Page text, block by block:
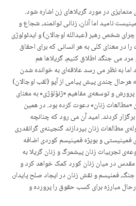
متمایزی در مورد گریلاهای زن اشارە شود.
نامید اما آنان، زنانی توانمند، شجاع و
شخص رهبر (عبدالله اوجالان) و ایدئولوژی
در معنای کلی بە هر انسانی کە برای احقاق
می جنگد اطلاق کنیم، گریلاها هم
به نظر می رسد علاقەای بە خواندە شدن
هرحال چندی پیش پیامی از آپو (لقب اوجالان)
و توسعەی مفاهیم «ژنۆلۆژی» بە معنای
«مطالعات زنان» دعوت کردە بود. در همین
کردند. امید آن می رود کە چنانچە
مطالعات زنان بپردازند گنجینەی گرانقدری
فمینیستی و بویژە فمینیسم کوردی اضافە
تجربیات زنان پیشمرگ و زنان گریلا بە
مقدس در میان زنان کورد کمک خواهد کرد و
فمنیسم و نقش زنان در ایجاد صلح پایدار،
مبارزە برای کسب حقوق را پروردە و